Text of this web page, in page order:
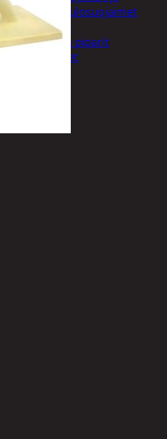
kuulosuojaimet
Elintarvikkeet
Keksit ja piparit
Mausteet